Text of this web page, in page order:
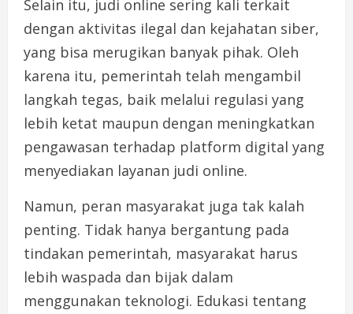
Selain itu, judi online sering kali terkait
dengan aktivitas ilegal dan kejahatan siber,
yang bisa merugikan banyak pihak. Oleh
karena itu, pemerintah telah mengambil
langkah tegas, baik melalui regulasi yang
lebih ketat maupun dengan meningkatkan
pengawasan terhadap platform digital yang
menyediakan layanan judi online.
Namun, peran masyarakat juga tak kalah
penting. Tidak hanya bergantung pada
tindakan pemerintah, masyarakat harus
lebih waspada dan bijak dalam
menggunakan teknologi. Edukasi tentang